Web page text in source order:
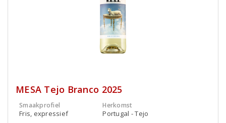
MESA Tejo Branco 2025
Smaakprofiel
Fris, expressief
Herkomst
Portugal - Tejo